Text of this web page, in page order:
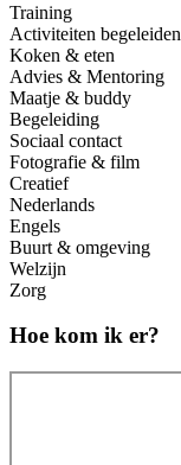
Training
Activiteiten begeleiden
Koken & eten
Advies & Mentoring
Maatje & buddy
Begeleiding
Sociaal contact
Fotografie & film
Creatief
Nederlands
Engels
Buurt & omgeving
Welzijn
Zorg
Hoe kom ik er?